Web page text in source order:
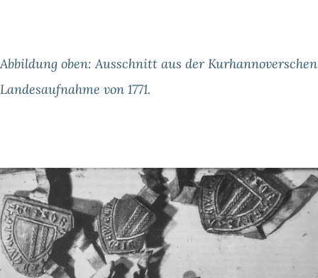
Abbildung oben: Ausschnitt aus der Kurhannoverschen
Landesaufnahme von 1771.